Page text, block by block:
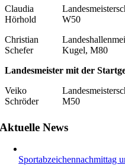
Claudia
Hörhold
W50
Christian
Schefer
Kugel, M80
Landesmeister mit der
Veiko
Schröder
M50
Aktuelle News
Sportabzeichennachmittag